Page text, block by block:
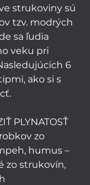
strukoviny sú
tzv. modrých
sa ľudia
veku pri
6
ako si s
PLYNATOSŤ
zo
humus –
zo strukovín,